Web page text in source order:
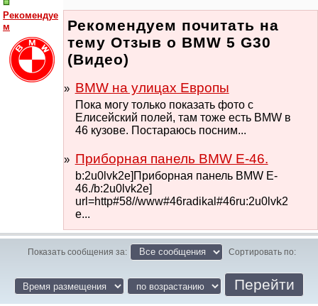
Рекомендуе
м
Рекомендуем почитать на
тему Отзыв о BMW 5 G30
(Видео)
BMW на улицах Европы
Пока могу только показать фото с
Елисейский полей, там тоже есть BMW в
46 кузове. Постараюсь посним...
Приборная панель BMW E-46.
b:2u0lvk2e]Приборная панель BMW E-
46./b:2u0lvk2e]
url=http#58//www#46radikal#46ru:2u0lvk2
e...
Показать сообщения за: Сортировать по: